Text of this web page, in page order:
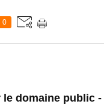
0
domaine public